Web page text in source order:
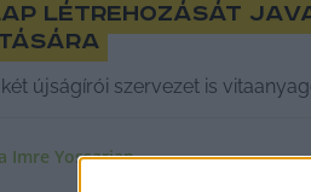
létrehozását
újságírói szervezet is
Imre Yossarian